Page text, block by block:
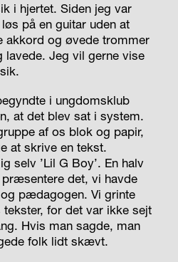
i hjertet. Siden jeg var
på en guitar uden at
akkord og øvede trommer
lavede. Jeg vil gerne vise
i ungdomsklub
at det blev sat i system.
af os blok og papir,
at skrive en tekst.
selv ’Lil G Boy’. En halv
det, vi havde
pædagogen. Vi grinte
tekster, for det var ikke sejt
Hvis man sagde, man
folk lidt skævt.